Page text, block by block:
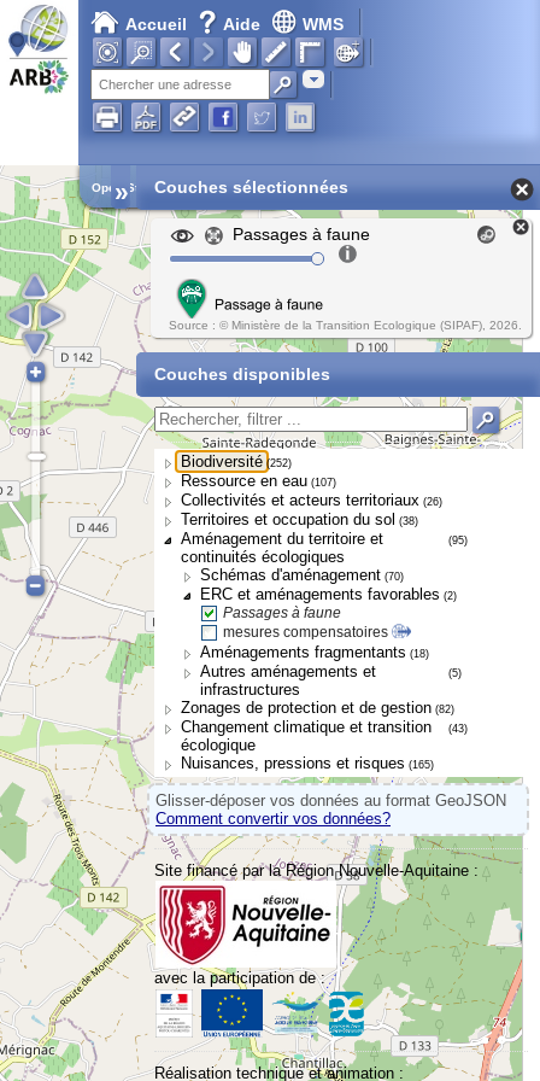
Accueil Aide WMS
Adresse
Open Street Map
» Couches sélectionnées
Passages à faune
Source : © Ministère de la Transition Ecologique (SIPAF), 2026.
Couches disponibles
Biodiversité (252)
Ressource en eau (107)
Collectivités et acteurs territoriaux (26)
Territoires et occupation du sol (38)
Aménagement du territoire et
continuités écologiques
(95)
Schémas d'aménagement (70)
ERC et aménagements favorables (2)
Passages à faune
mesures compensatoires
Aménagements fragmentants (18)
Autres aménagements et
infrastructures
(5)
Zonages de protection et de gestion (82)
Changement climatique et transition
écologique
(43)
Nuisances, pressions et risques (165)
Glisser-déposer vos données au format GeoJSON
Comment convertir vos données?
Site financé par la Région Nouvelle-Aquitaine :
avec la participation de :
Réalisation technique et animation :